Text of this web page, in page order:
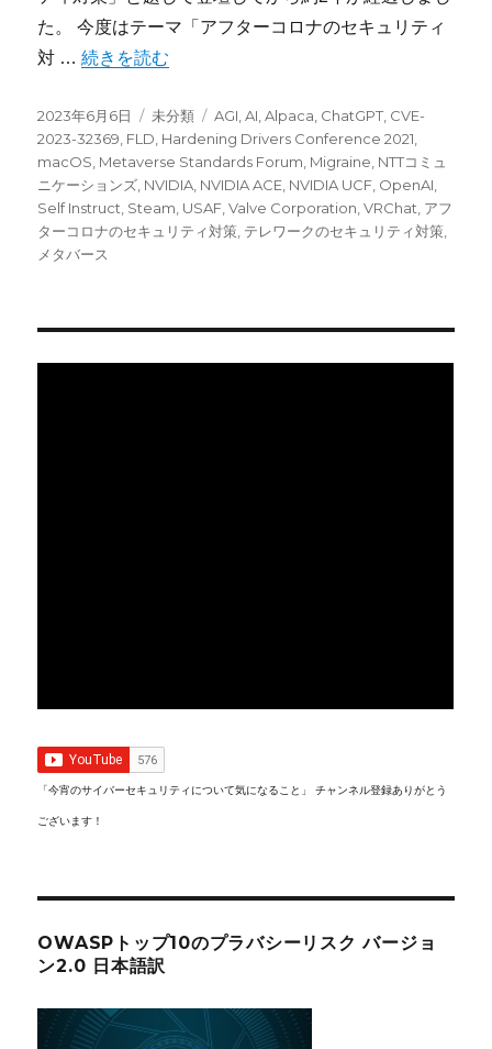
た。 今度はテーマ「アフターコロナのセキュリティ
対 …“今宵のサイバーセキュリティについて気になるこ
続きを読む
投
稿
日:
2023年6月6日
カ
テ
ゴ
リ
ー
未分類
タ
グ
AGI ,AI ,Alpaca ChatGPT CVE-
2023-32369 FLD Hardening Drivers Conference 2021
macOS Metaverse Standards Forum Migraine NTTコミュ
ニケーションズ NVIDIA NVIDIA ACE NVIDIA UCF OpenAI
Self Instruct Steam USAF ,Valve Corporation ,VRChat アフ
ターコロナのセキュリティ対策 テレワークのセキュリティ対策
メタバース
「今宵のサイバーセキュリティについて気になること」 チャンネル登録ありがとう
ございます！
OWASPトップ10のプラバシーリスク バージョ
ン2.0 日本語訳